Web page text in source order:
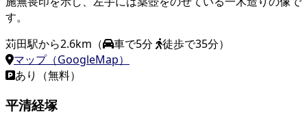
す。
苅田駅から2.6km（
車で5分
徒歩で35分）
マップ（GoogleMap）
あり（無料）
平清経塚